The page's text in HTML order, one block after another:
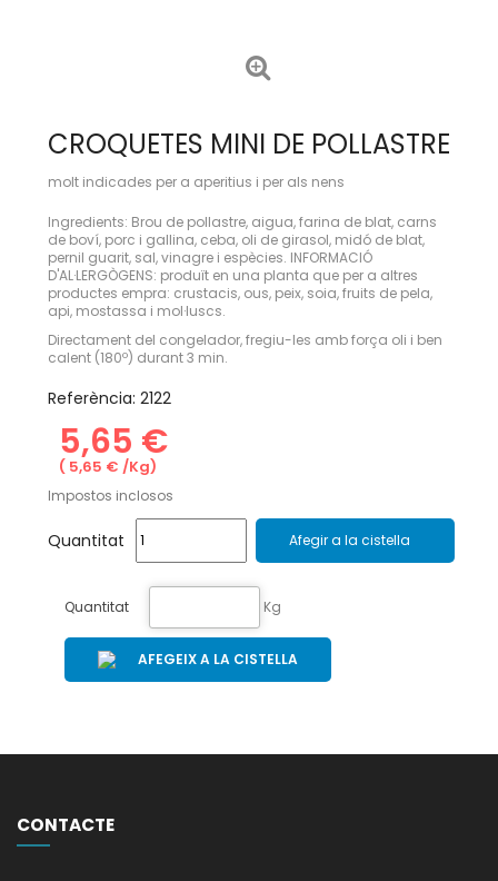
CROQUETES MINI DE POLLASTRE
molt indicades per a aperitius i per als nens
Ingredients: Brou de pollastre, aigua, farina de blat, carns
de boví, porc i gallina, ceba, oli de girasol, midó de blat,
pernil guarit, sal, vinagre i espècies. INFORMACIÓ
D'AL·LERGÒGENS: produït en una planta que per a altres
productes empra: crustacis, ous, peix, soia, fruits de pela,
api, mostassa i mol·luscs.
Directament del congelador, fregiu-les amb força oli i ben
calent (180º) durant 3 min.
Referència: 2122
5,65 €
( 5,65 € /Kg)
Impostos inclosos
Quantitat Afegir a la cistella
Quantitat Kg
AFEGEIX A LA CISTELLA
CONTACTE